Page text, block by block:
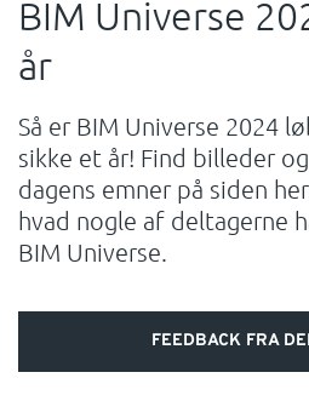
SUPPORT
WEBSHOP
Har du brug for hjælp?
Kontakt NTI: 70 10 14 00 ( info-
BIM Universe
år
Så er BIM Universe 2024
sikke et år! Find billeder
dagens emner på siden
hvad nogle af deltagerne
BIM Universe.
FEEDBACK FRA